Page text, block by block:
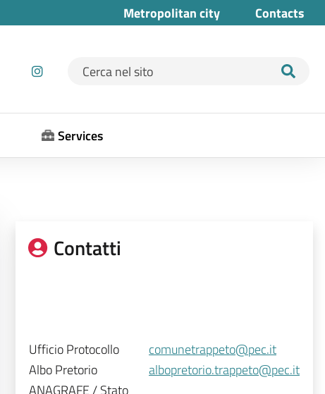
Metropolitan city Contacts
Ricerca per:
Services
Contatti
Ufficio Protocollo
comunetrappeto@pec.it
Albo Pretorio
albopretorio.trappeto@pec.it
ANAGRAFE / Stato